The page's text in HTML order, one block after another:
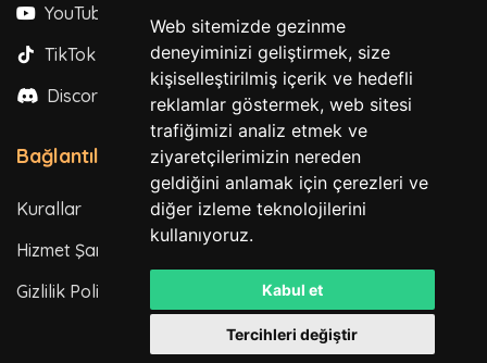
Web sitemizde gezinme
deneyiminizi geliştirmek, size
kişiselleştirilmiş içerik ve hedefli
reklamlar göstermek, web sitesi
trafiğimizi analiz etmek ve
ziyaretçilerimizin nereden
geldiğini anlamak için çerezleri ve
diğer izleme teknolojilerini
kullanıyoruz.
Kabul et
Tercihleri değiştir
YouTube
TikTok
Discord
Bağlantılar
Kurallar
Hizmet Şartları
Gizlilik Politikası